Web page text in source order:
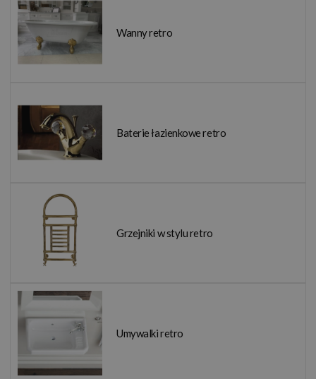
Wanny retro
Baterie łazienkowe retro
Grzejniki w stylu retro
Umywalki retro